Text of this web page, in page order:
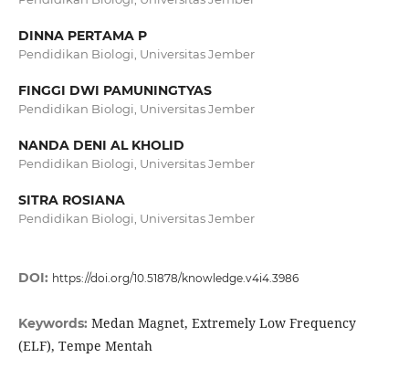
DINNA PERTAMA P
Pendidikan Biologi, Universitas Jember
FINGGI DWI PAMUNINGTYAS
Pendidikan Biologi, Universitas Jember
NANDA DENI AL KHOLID
Pendidikan Biologi, Universitas Jember
SITRA ROSIANA
Pendidikan Biologi, Universitas Jember
DOI: https://doi.org/10.51878/knowledge.v4i4.3986
Keywords: Medan Magnet, Extremely Low Frequency
(ELF), Tempe Mentah